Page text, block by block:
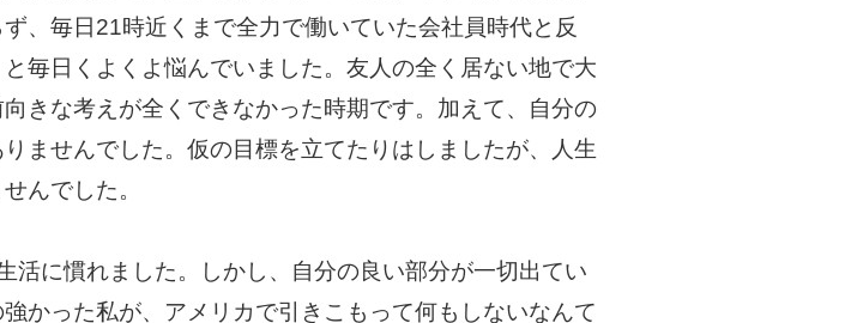
、毎日21時近くまで全力で働いていた会社員時代と反
毎日くよくよ悩んでいました。友人の全く居ない地で大
きな考えが全くできなかった時期です。加えて、自分の
ませんでした。仮の目標を立てたりはしましたが、人生
んでした。
活に慣れました。しかし、自分の良い部分が一切出てい
かった私が、アメリカで引きこもって何もしないなんて